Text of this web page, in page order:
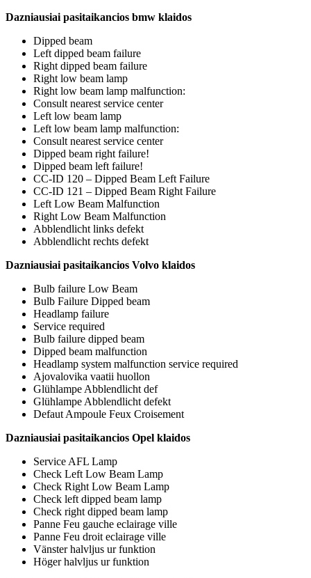
Dazniausiai pasitaikancios bmw klaidos
Dipped beam
Left dipped beam failure
Right dipped beam failure
Right low beam lamp
Right low beam lamp malfunction:
Consult nearest service center
Left low beam lamp
Left low beam lamp malfunction:
Consult nearest service center
Dipped beam right failure!
Dipped beam left failure!
CC-ID 120 – Dipped Beam Left Failure
CC-ID 121 – Dipped Beam Right Failure
Left Low Beam Malfunction
Right Low Beam Malfunction
Abblendlicht links defekt
Abblendlicht rechts defekt
Dazniausiai pasitaikancios Volvo klaidos
Bulb failure Low Beam
Bulb Failure Dipped beam
Headlamp failure
Service required
Bulb failure dipped beam
Dipped beam malfunction
Headlamp system malfunction service required
Ajovalovika vaatii huollon
Glühlampe Abblendlicht def
Glühlampe Abblendlicht defekt
Defaut Ampoule Feux Croisement
Dazniausiai pasitaikancios Opel klaidos
Service AFL Lamp
Check Left Low Beam Lamp
Check Right Low Beam Lamp
Check left dipped beam lamp
Check right dipped beam lamp
Panne Feu gauche eclairage ville
Panne Feu droit eclairage ville
Vänster halvljus ur funktion
Höger halvljus ur funktion